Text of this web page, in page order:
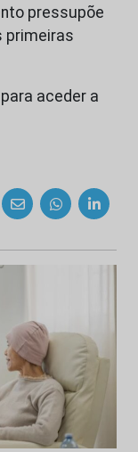
pressupõe
primeiras
para aceder a